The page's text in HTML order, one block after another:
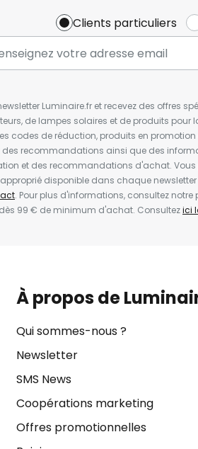
Clients particuliers
Luminaire.fr et recevez des offres
de lampes solaires et de produits pour
codes de réduction, produits en
des recommandations ainsi que des
et des recommandations d'achat.
disponible dans chaque
. Pour plus d'informations, consultez notre
99 € de minimum d'achat. Consultezici
À propos de
Qui sommes-nous ?
Newsletter
SMS News
Coopérations marketing
Offres promotionnelles